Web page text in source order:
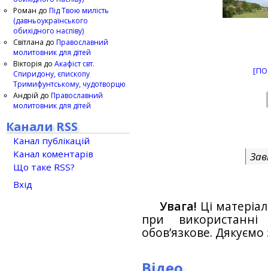
Увага! Ці
при
обов’язкове.
Роман до Під Твою милість
(давньоукраїнського
обихідного наспіву)
Світлана до Православний
молитовник для дітей
Вікторія до Акафіст свт.
Спиридону, єпископу
Тримифунтському, чудотворцю
Андрій до Православний
молитовник для дітей
Канали RSS
Канал публікацій
Канал коментарів
Що таке RSS?
Вхід